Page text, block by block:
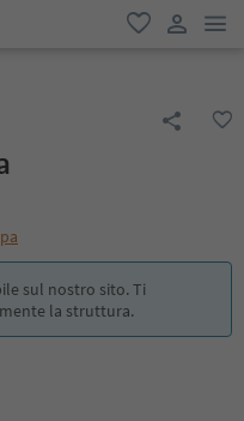
favoriti
sul nostro sito. Ti
la struttura.